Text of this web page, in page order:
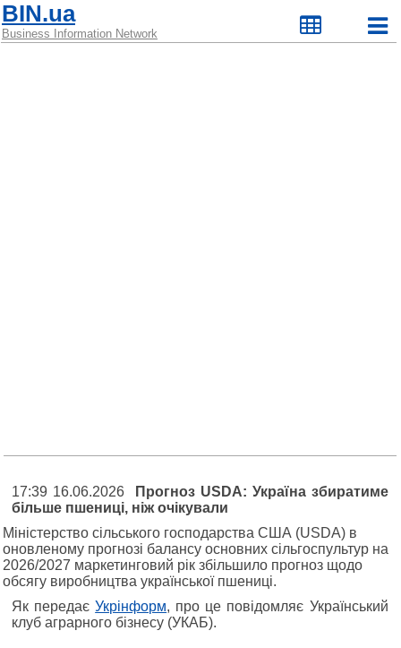
BIN.ua
Business Information Network
17:39 16.06.2026
Прогноз USDA: Україна збиратиме
більше пшениці, ніж очікували
Міністерство сільського господарства США (USDA) в
оновленому прогнозі балансу основних сільгоспультур на
2026/2027 маркетинговий рік збільшило прогноз щодо
обсягу виробництва української пшениці.
Як передаєУкрінформ, про це повідомляє Український
клуб аграрного бізнесу (УКАБ).